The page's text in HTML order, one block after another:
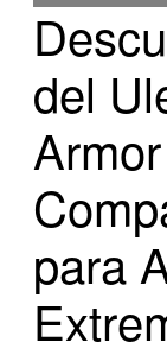
del
para